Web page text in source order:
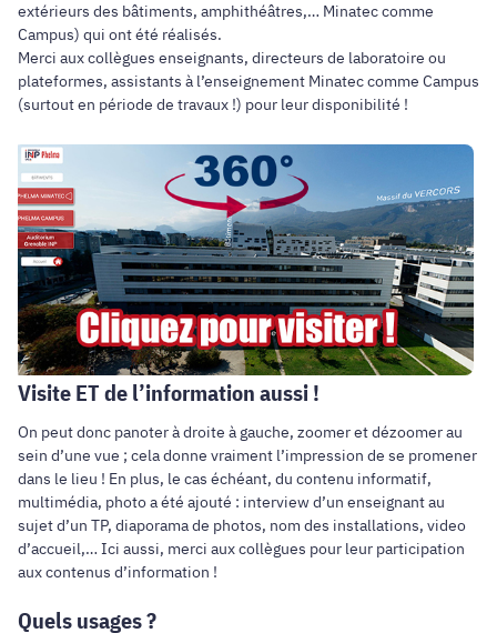
extérieurs des bâtiments, amphithéâtres,… Minatec comme
Campus) qui ont été réalisés.
Merci aux collègues enseignants, directeurs de laboratoire ou
plateformes, assistants à l’enseignement Minatec comme Campus
(surtout en période de travaux !) pour leur disponibilité !
Visite ET de l’information aussi !
On peut donc panoter à droite à gauche, zoomer et dézoomer au
sein d’une vue ; cela donne vraiment l’impression de se promener
dans le lieu ! En plus, le cas échéant, du contenu informatif,
multimédia, photo a été ajouté : interview d’un enseignant au
sujet d’un TP, diaporama de photos, nom des installations, video
d’accueil,… Ici aussi, merci aux collègues pour leur participation
aux contenus d’information !
Quels usages ?